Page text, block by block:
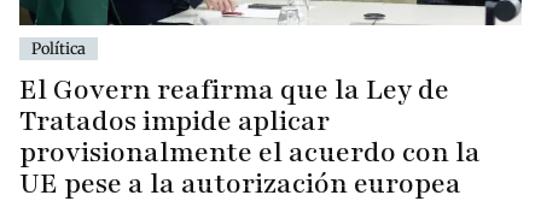
Política
El Govern reafirma que la Ley de
Tratados impide aplicar
provisionalmente el acuerdo con la
UE pese a la autorización europea